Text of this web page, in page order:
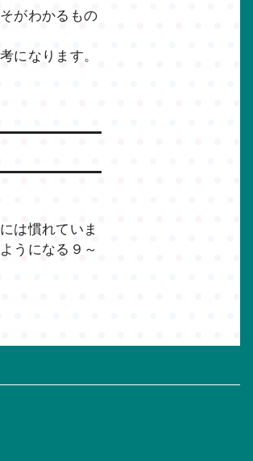
がわかるもの
になります。
は慣れていま
うになる９～